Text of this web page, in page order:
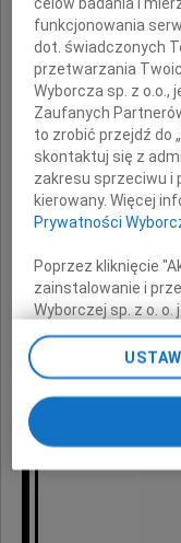
celów badania i
funkcjonowania
dot. świadczonych
przetwarzania
Wyborcza sp. z o.o.,
Zaufanych
to zrobić przejdź do
skontaktuj się z
zakresu sprzeciwu i
kierowany. Więcej
Prywatności
Poprzez kliknięcie
zainstalowanie i
Wyborczej sp. z o.
na Twoim
chwili zmienić
ponownie
preferencjami dot.
odnośnik
przechodząc do
pomocą ustawień
My, nasi Zaufani